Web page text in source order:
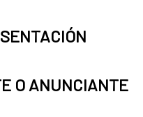
O ANUNCIANTE